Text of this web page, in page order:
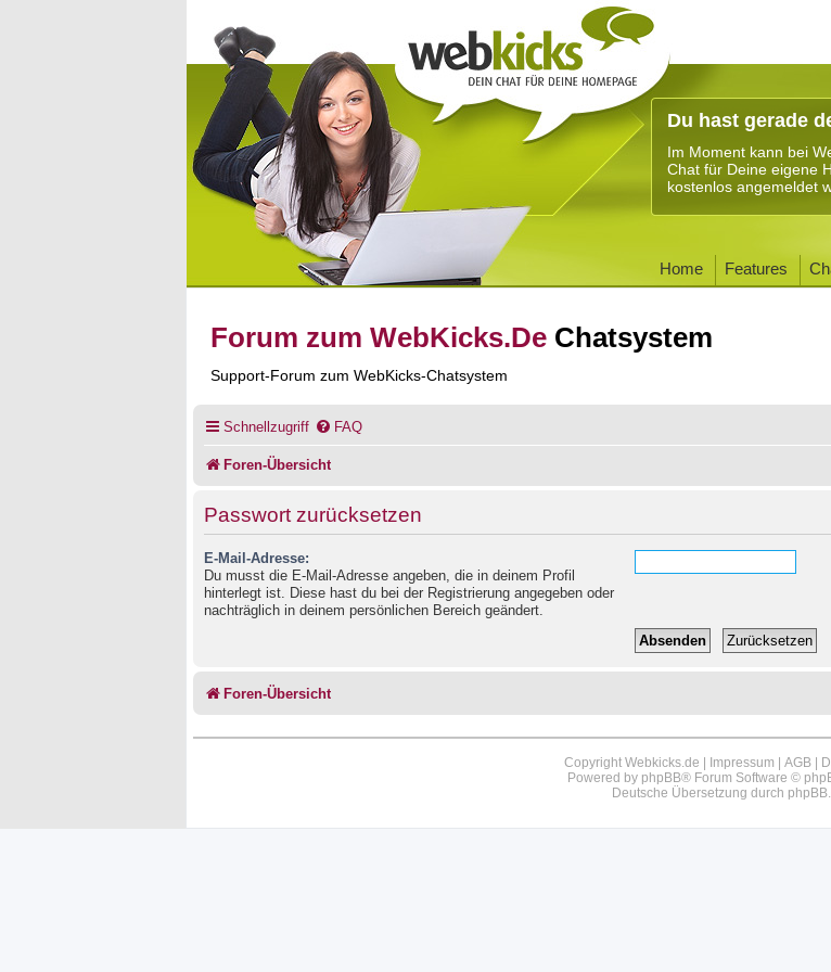
Du hast gerade
Im Moment kann bei
Chat für Deine eigene
kostenlos angemeldet
Home Features
Forum zum WebKicks.De Chatsystem
Support-Forum zum WebKicks-Chatsystem
Schnellzugriff FAQ
Foren-Übersicht
Passwort zurücksetzen
E-Mail-Adresse:
Du musst die E-Mail-Adresse angeben, die in deinem Profil
hinterlegt ist. Diese hast du bei der Registrierung angegeben oder
nachträglich in deinem persönlichen Bereich geändert.
Foren-Übersicht
Copyright Webkicks.de | Impressum | AGB|
Powered by phpBB® Forum Software ©
Deutsche Übersetzung durch